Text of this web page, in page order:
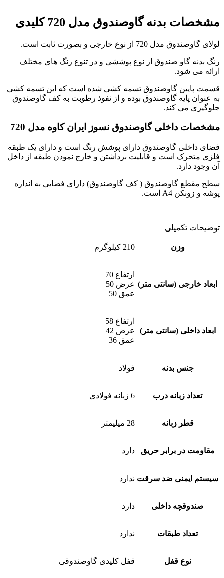
مشخصات بدنه گاوصندوق مدل 720 کلیدی
لولای گاوصندوق مدل 720 از نوع خارجی و بصورت ثابت است.
رنگ بدنه گاو صندوق از نوع پوششی و در تنوع رنگ های مختلف
ارائه می شود.
قسمت پایین گاوصندوق تسمه کشی شده است که این تسمه کشی
به عنوان پایه گاوصندوق بوده و از نفوذ رطوبت به کف گاوصندوق
جلوگیری می کند.
مشخصات داخلی گاوصندوق نسوز ایران کاوه مدل 720
فضای داخلی گاوصندوق دارای پوشش رنگ است و دارای یک طبقه
فلزی متحرک است و قابلیت برداشتن و خارج نمودن طبقه از داخل
آن وجود دارد.
سطح مقطع گاوصندوق ( کف گاوصندوق) دارای فضایی به اندازه
پوشه و زونکن A4 است.
توضیحات تکمیلی
وزن 210 کیلوگرم
ابعاد خارجی (سانتی متر)
ارتفاع 70
عرض 50
عمق 50
ابعاد داخلی (سانتی متر)
ارتفاع 58
عرض 42
عمق 36
جنس بدنه فولاد
تعداد زبانه درب 6 زبانه فولادی
قطر زبانه 28 میلیمتر
مقاومت در برابر حریق دارد
سیستم ایمنی ضد سرقت ندارد
صندوقچه داخلی دارد
تعداد طبقات ندارد
نوع قفل قفل کلیدی گاوصندوقی